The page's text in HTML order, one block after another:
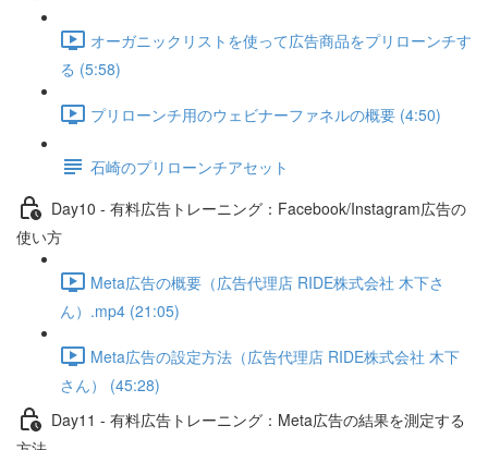
オーガニックリストを使って広告商品をプリローンチす
る (5:58)
プリローンチ用のウェビナーファネルの概要 (4:50)
石崎のプリローンチアセット
Day10 - 有料広告トレーニング：Facebook/Instagram広告の
使い方
Meta広告の概要（広告代理店 RIDE株式会社 木下さ
ん）.mp4 (21:05)
Meta広告の設定方法（広告代理店 RIDE株式会社 木下
さん） (45:28)
Day11 - 有料広告トレーニング：Meta広告の結果を測定する